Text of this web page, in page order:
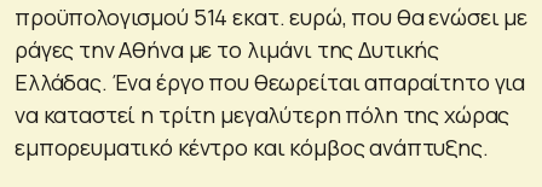
προϋπολογισμού 514 εκατ. ευρώ, που θα ενώσει με
ράγες την Αθήνα με το λιμάνι της Δυτικής
Ελλάδας. Ένα έργο που θεωρείται απαραίτητο για
να καταστεί η τρίτη μεγαλύτερη πόλη της χώρας
εμπορευματικό κέντρο και κόμβος ανάπτυξης.